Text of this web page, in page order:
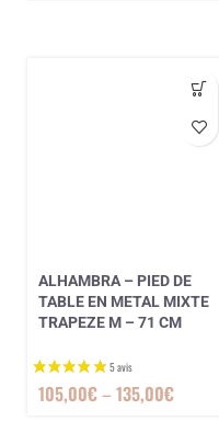
4 avis
ALHAMBRA – PIED DE
TABLE EN METAL MIXTE
TRAPEZE M – 71 CM
105,00€–135,00€